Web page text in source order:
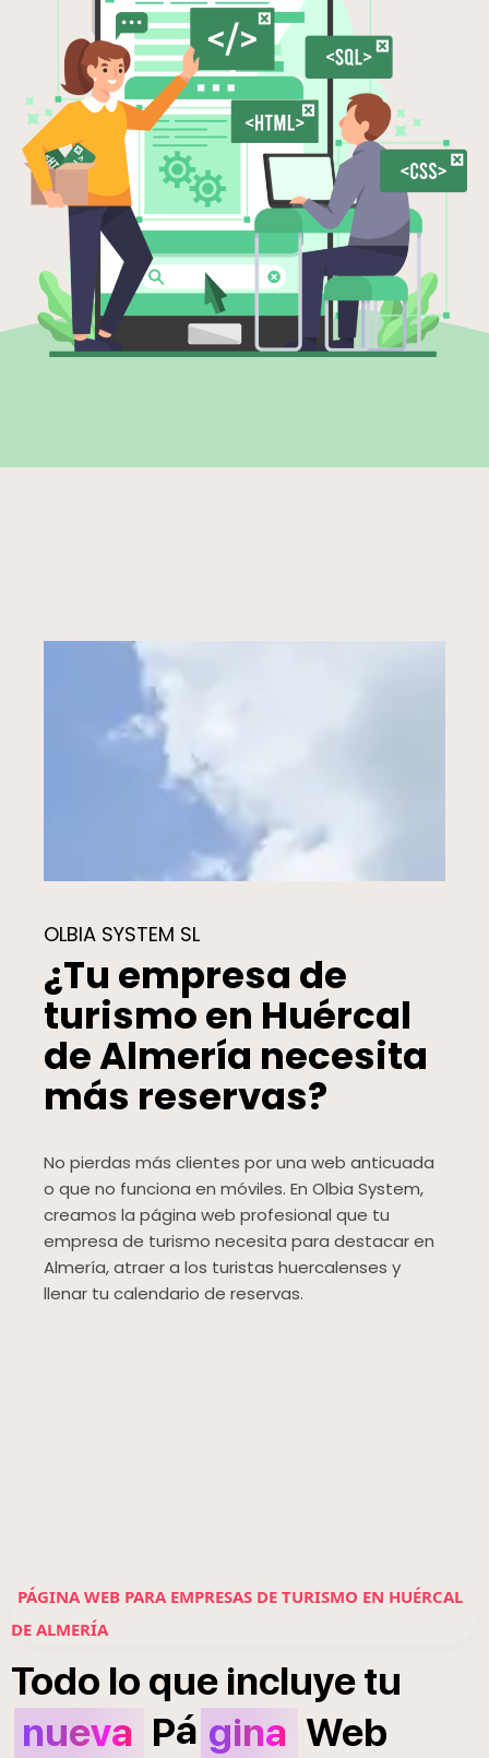
OLBIA SYSTEM SL
¿Tu empresa de
turismo en Huércal
de Almería necesita
más reservas?
No pierdas más clientes por una web anticuada
o que no funciona en móviles. En Olbia System,
creamos la página web profesional que tu
empresa de turismo necesita para destacar en
Almería, atraer a los turistas huercalenses y
llenar tu calendario de reservas.
PÁGINA WEB PARA EMPRESAS DE TURISMO EN HUÉRCAL
DE ALMERÍA
Todo lo que incluyetu
nueva Pá gina Web